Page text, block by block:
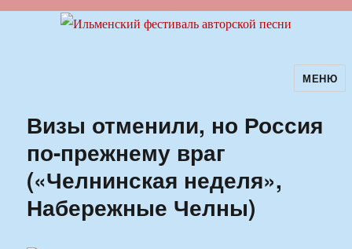
Ильменский фестиваль авторскойМЕНЮ
Визы отменили, но Россия
по-прежнему враг
(«Челнинская неделя»,
Набережные Челны)